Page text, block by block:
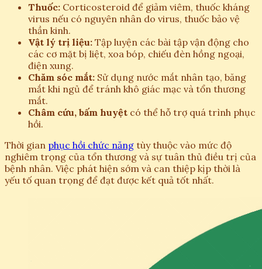
Thuốc: Corticosteroid để giảm viêm, thuốc kháng
virus nếu có nguyên nhân do virus, thuốc bảo vệ
thần kinh.
Vật lý trị liệu: Tập luyện các bài tập vận động cho
các cơ mặt bị liệt, xoa bóp, chiếu đèn hồng ngoại,
điện xung.
Chăm sóc mắt: Sử dụng nước mắt nhân tạo, băng
mắt khi ngủ để tránh khô giác mạc và tổn thương
mắt.
Châm cứu, bấm huyệt có thể hỗ trợ quá trình phục
hồi.
Thời gian phục hồi chức năng tùy thuộc vào mức độ
nghiêm trọng của tổn thương và sự tuân thủ điều trị của
bệnh nhân. Việc phát hiện sớm và can thiệp kịp thời là
yếu tố quan trọng để đạt được kết quả tốt nhất.